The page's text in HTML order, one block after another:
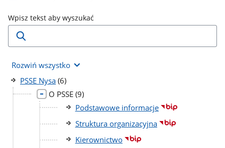
Wpisz tekst aby wyszukać
Rozwiń wszystko
PSSE Nysa liczba
podstron
(6)
O PSSE liczba
podstron
(9)
Podstawowe informacje
Struktura organizacyjna
Kierownictwo